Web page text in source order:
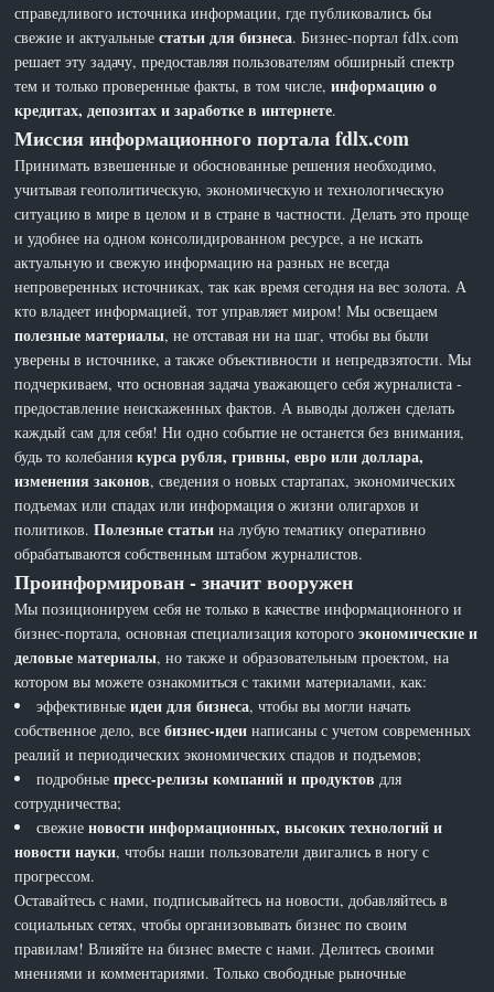
справедливого источника информации, где публиковались бы
свежие и актуальныестатьи для бизнеса. Бизнес-портал fdlx.com
решает эту задачу, предоставляя пользователям обширный спектр
тем и только проверенные факты, в том числе,информацию о
кредитах, депозитах и заработке в интернете.
Миссия информационного портала fdlx.com
Принимать взвешенные и обоснованные решения необходимо,
учитывая геополитическую, экономическую и технологическую
ситуацию в мире в целом и в стране в частности. Делать это проще
и удобнее на одном консолидированном ресурсе, а не искать
актуальную и свежую информацию на разных не всегда
непроверенных источниках, так как время сегодня на вес золота. А
кто владеет информацией, тот управляет миром! Мы освещаем
полезные материалы, не отставая ни на шаг, чтобы вы были
уверены в источнике, а также объективности и непредвзятости. Мы
подчеркиваем, что основная задача уважающего себя журналиста -
предоставление неискаженных фактов. А выводы должен сделать
каждый сам для себя! Ни одно событие не останется без внимания,
будь то колебаниякурса рубля, гривны, евро или доллара,
изменения законов, сведения о новых стартапах, экономических
подъемах или спадах или информация о жизни олигархов и
политиков.Полезные статьи на лубую тематику оперативно
обрабатываются собственным штабом журналистов.
Проинформирован - значит вооружен
Мы позиционируем себя не только в качестве информационного и
бизнес-портала, основная специализация которогоэкономические и
деловые материалы, но также и образовательным проектом, на
котором вы можете ознакомиться с такими материалами, как:
эффективныеидеи для бизнеса, чтобы вы могли начать
собственное дело, всебизнес-идеи написаны с учетом современных
реалий и периодических экономических спадов и подъемов;
подробныепресс-релизы компаний и продуктов для
сотрудничества;
свежиеновости информационных, высоких технологий и
новости науки, чтобы наши пользователи двигались в ногу с
прогрессом.
Оставайтесь с нами, подписывайтесь на новости, добавляйтесь в
социальных сетях, чтобы организовывать бизнес по своим
правилам! Влияйте на бизнес вместе с нами. Делитесь своими
мнениями и комментариями. Только свободные рыночные